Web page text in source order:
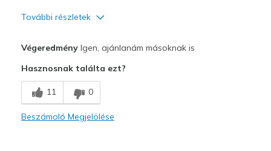
További részletek
Stylish
Kontra
Poor Cushioning
VégeredményIgen, ajánlanám másoknak is
Hasznosnak találta ezt?
11 0
Beszámoló Megjelölése